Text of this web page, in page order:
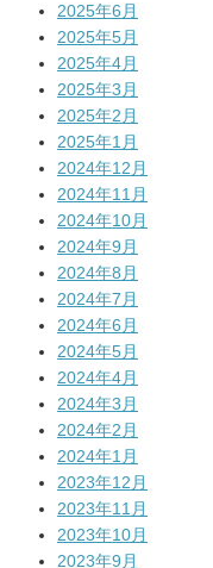
2025年6月
2025年5月
2025年4月
2025年3月
2025年2月
2025年1月
2024年12月
2024年11月
2024年10月
2024年9月
2024年8月
2024年7月
2024年6月
2024年5月
2024年4月
2024年3月
2024年2月
2024年1月
2023年12月
2023年11月
2023年10月
2023年9月